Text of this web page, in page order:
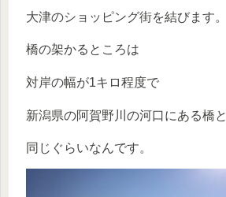
大津のショッピング街を結びます。
橋の架かるところは
対岸の幅が1キロ程度で
新潟県の阿賀野川の河口にある橋と
同じぐらいなんです。